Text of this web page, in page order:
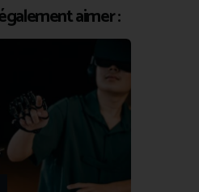
aimer :